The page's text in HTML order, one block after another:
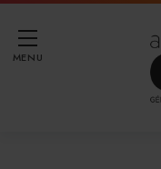
MENU